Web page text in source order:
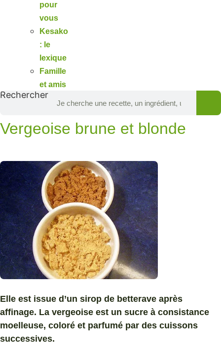
pour
vous
Kesako
: le
lexique
Famille
et amis
Rechercher
Vergeoise brune et blonde
Elle est issue d’un sirop de betterave après
affinage. La vergeoise est un sucre à consistance
moelleuse, coloré et parfumé par des cuissons
successives.